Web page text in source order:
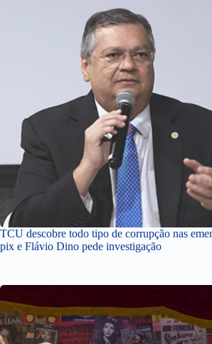
TCU descobre todo tipo de corrupção nas
pix e Flávio Dino pede investigação